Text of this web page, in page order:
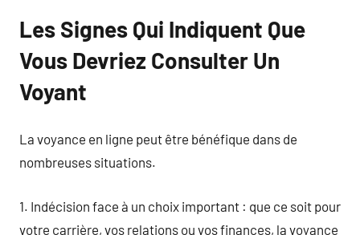
Les Signes Qui Indiquent Que
Vous Devriez Consulter Un
Voyant
La voyance en ligne peut être bénéfique dans de
nombreuses situations.
1. Indécision face à un choix important : que ce soit pour
votre carrière, vos relations ou vos finances, la voyance